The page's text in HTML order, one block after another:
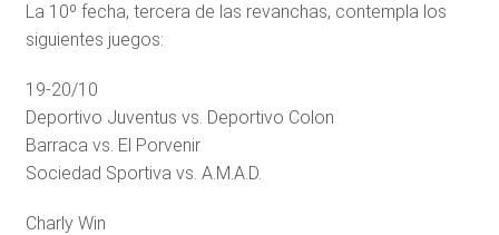
La 10º fecha, tercera de las revanchas, contempla los
siguientes juegos:
19-20/10
Deportivo Juventus vs. Deportivo Colon
Barraca vs. El Porvenir
Sociedad Sportiva vs. A.M.A.D.
Charly Win